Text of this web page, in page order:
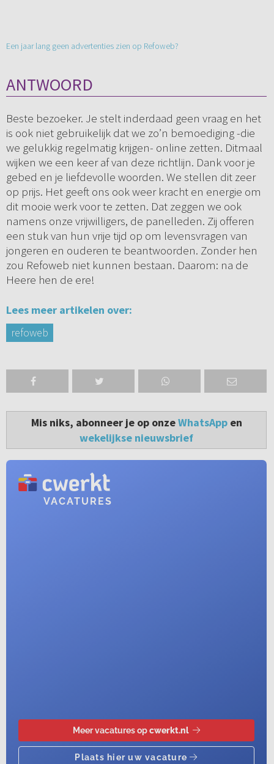
Een jaar lang geen advertenties zien op Refoweb?
ANTWOORD
Beste bezoeker. Je stelt inderdaad geen vraag en het
is ook niet gebruikelijk dat we zo’n bemoediging -die
we gelukkig regelmatig krijgen- online zetten. Ditmaal
wijken we een keer af van deze richtlijn. Dank voor je
gebed en je liefdevolle woorden. We stellen dit zeer
op prijs. Het geeft ons ook weer kracht en energie om
dit mooie werk voor te zetten. Dat zeggen we ook
namens onze vrijwilligers, de panelleden. Zij offeren
een stuk van hun vrije tijd op om levensvragen van
jongeren en ouderen te beantwoorden. Zonder hen
zou Refoweb niet kunnen bestaan. Daarom: na de
Heere hen de ere!
Lees meer artikelen over:
refoweb
Mis niks, abonneer je op onzeWhatsAppen
wekelijkse nieuwsbrief